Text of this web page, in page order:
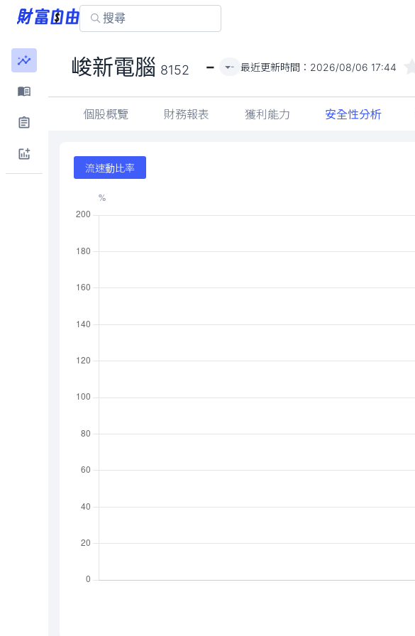
峻新電腦 8152 - - 最近更新時間： 2026/08/06 17:44
個股概覽 財務報表 獲利能力 安全性分析
流速動比率